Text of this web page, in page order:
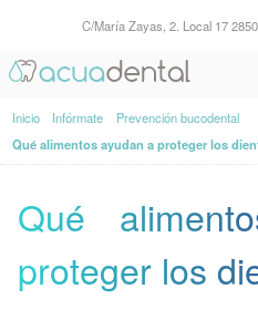
C/María Zayas, 2. Local 17
Inicio Infórmate
Prevención bucodental
Qué alimentos ayudan a proteger los
Qué
proteger los